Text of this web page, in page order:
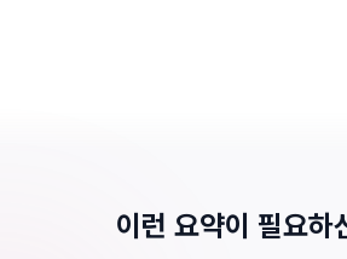
이런 요약이 필요하